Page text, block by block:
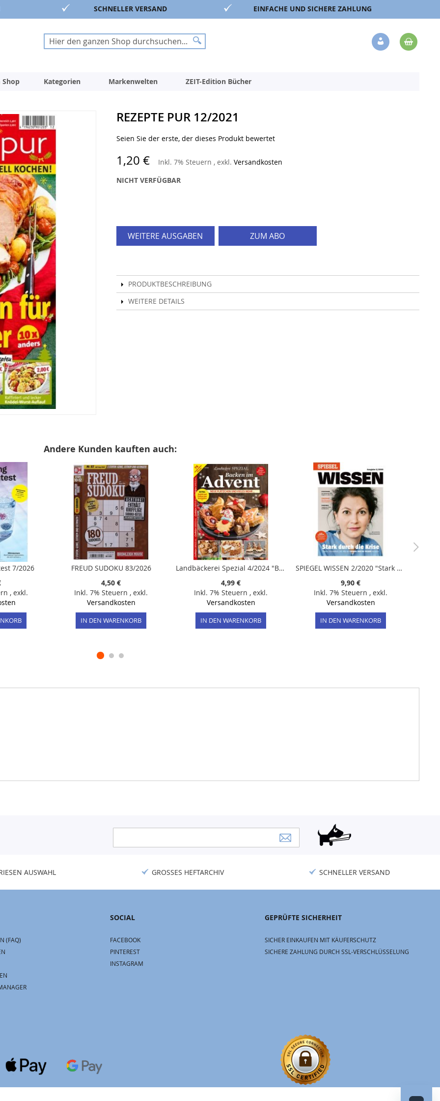
SCHNELLER VERSAND EINFACHE UND SICHERE ZAHLUNG
Suche
Suche
Veränderung
Shop Kategorien Markenwelten ZEIT-Edition Bücher
REZEPTE PUR 12/2021
Seien Sie der erste, der dieses Produkt bewertet
1,20 € Inkl. 7% Steuern , exkl. Versandkosten
NICHT VERFÜGBAR
WEITERE AUSGABEN ZUM ABO
PRODUKTBESCHREIBUNG
WEITERE DETAILS
Andere Kunden kauften auch:
7/2026
, exkl.
FREUD SUDOKU 83/2026
4,50 €
Inkl. 7% Steuern , exkl.
Versandkosten
IN DEN WARENKORB
Landbäckerei Spezial 4/2024 "Backen im Advent: Neue Plätzchen und vieles mehr ..."
4,99 €
Inkl. 7% Steuern , exkl.
Versandkosten
IN DEN WARENKORB
SPIEGEL WISSEN 2/2020 "Stark durch die Krise"
9,90 €
Inkl. 7% Steuern , exkl.
Versandkosten
IN DEN WARENKORB
Newsletter:
AUSWAHL GROSSES HEFTARCHIV SCHNELLER VERSAND
(FAQ)
SOCIAL
FACEBOOK
PINTEREST
INSTAGRAM
GEPRÜFTE SICHERHEIT
SICHER EINKAUFEN MIT KÄUFERSCHUTZ
SICHERE ZAHLUNG DURCH SSL-VERSCHLÜSSELUNG